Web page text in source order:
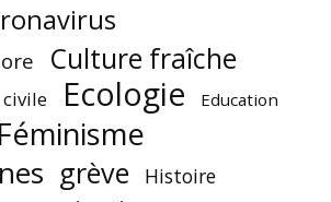
Culture fraîche
Ecologie Education
Féminisme
grève Histoire